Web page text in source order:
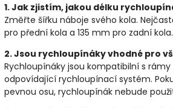
1. Jak zjistím, jakou délku
Změřte šířku náboje svého kola.
pro přední kola a 135 mm pro zadní kola.
2. Jsou rychloupínáky vhodné pro
Rychloupínáky jsou kompatibilní s
odpovídající rychloupínací systém.
pevnou osu, rychloupínák nebude